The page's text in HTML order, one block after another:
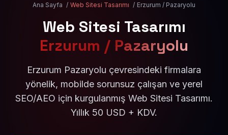
Ana Sayfa / Web Sitesi Tasarımı / Erzurum / Pazaryolu
Web Sitesi Tasarımı
Erzurum / Pazaryolu
Erzurum Pazaryolu çevresindeki firmalara
yönelik, mobilde sorunsuz çalışan ve yerel
SEO/AEO için kurgulanmış Web Sitesi Tasarımı.
Yıllık 50 USD + KDV.